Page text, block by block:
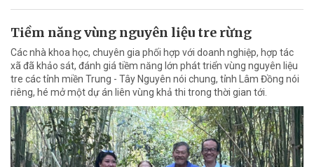
Tiềm năng vùng nguyên liệu tre rừng
Các nhà khoa học, chuyên gia phối hợp với doanh nghiệp, hợp tác
xã đã khảo sát, đánh giá tiềm năng lớn phát triển vùng nguyên liệu
tre các tỉnh miền Trung - Tây Nguyên nói chung, tỉnh Lâm Đồng nói
riêng, hé mở một dự án liên vùng khả thi trong thời gian tới.